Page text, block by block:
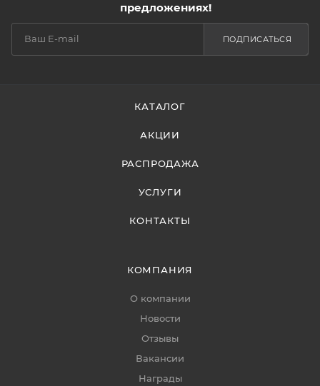
предложениях!
ПОДПИСАТЬСЯ
КАТАЛОГ
АКЦИИ
РАСПРОДАЖА
УСЛУГИ
КОНТАКТЫ
КОМПАНИЯ
О компании
Новости
Отзывы
Вакансии
Награды